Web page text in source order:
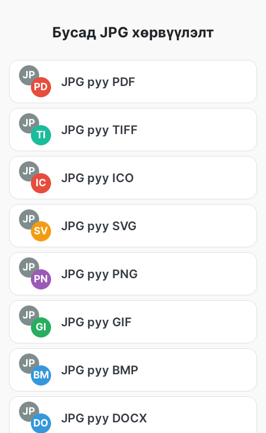
Бусад JPG хөрвүүлэлт
JP
PD
JPG руу PDF
JP
TI
JPG руу TIFF
JP
IC
JPG руу ICO
JP
SV
JPG руу SVG
JP
PN
JPG руу PNG
JP
GI
JPG руу GIF
JP
BM
JPG руу BMP
JP
DO
JPG руу DOCX